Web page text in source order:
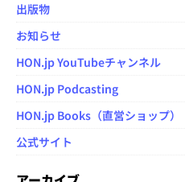
出版物
お知らせ
HON.jp YouTubeチャンネル
HON.jp Podcasting
HON.jp Books（直営ショップ）
公式サイト